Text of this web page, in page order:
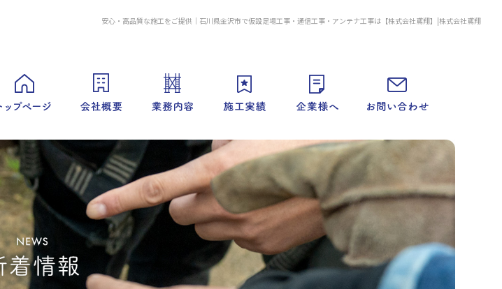
安心・高品質な施工をご提供｜石川県金沢市で仮設足場工事・通信工事・アンテナ工事は【株式会社鳶翔】|株式会社鳶翔